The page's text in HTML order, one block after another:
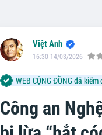
Công an
Việt Anh
16:30 14/03/2026
WEB CỘNG ĐỒNG đã kiểm